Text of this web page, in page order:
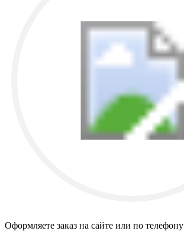
Оформляете заказ на сайте или по телефону